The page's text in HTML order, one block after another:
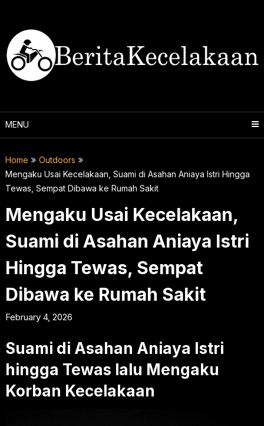
content
MENU
Home
Outdoors
Mengaku Usai Kecelakaan, Suami di Asahan Aniaya Istri Hingga
Tewas, Sempat Dibawa ke Rumah Sakit
Mengaku Usai Kecelakaan,
Suami di Asahan Aniaya Istri
Hingga Tewas, Sempat
Dibawa ke Rumah Sakit
February 4, 2026
Suami di Asahan Aniaya Istri
hingga Tewas lalu Mengaku
Korban Kecelakaan